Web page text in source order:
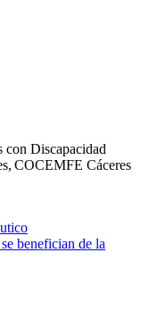
con Discapacidad
COCEMFE Cáceres
benefician de la